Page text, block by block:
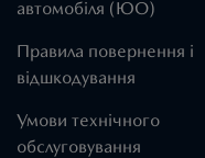
автомобіля (ЮО)
Правила повернення і
відшкодування
Умови технічного
обслуговування